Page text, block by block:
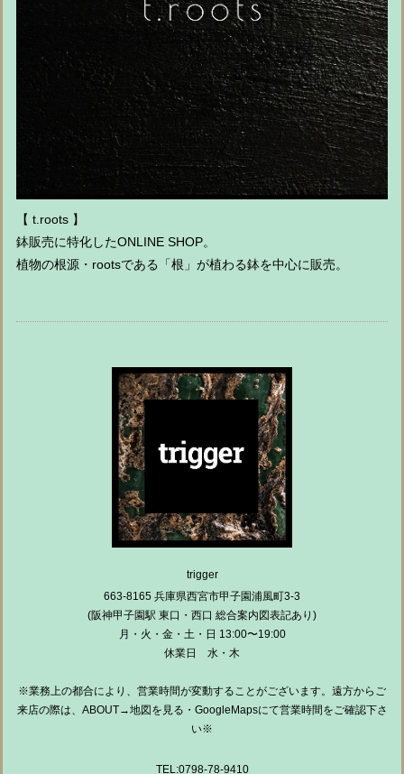
【 t.roots 】
鉢販売に特化したONLINE SHOP。
植物の根源・rootsである「根」が植わる鉢を中心に販売。
trigger
663-8165 兵庫県西宮市甲子園浦風町3-3
(阪神甲子園駅 東口・西口 総合案内図表記あり)
月・火・金・土・日 13:00〜19:00
休業日 水・木
※業務上の都合により、営業時間が変動することがございます。遠方からご
来店の際は、ABOUT→地図を見る・GoogleMapsにて営業時間をご確認下さ
い※
TEL:0798-78-9410